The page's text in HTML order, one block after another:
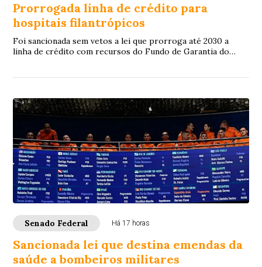
Prorrogada linha de crédito para
hospitais filantrópicos
Foi sancionada sem vetos a lei que prorroga até 2030 a
linha de crédito com recursos do Fundo de Garantia do
Senado Federal Há 17 horas
Sancionada lei que destina emendas da
saúde a bombeiros militares